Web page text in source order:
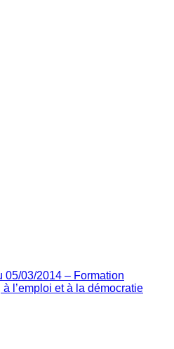
05/03/2014 – Formation
l’emploi et à la démocratie